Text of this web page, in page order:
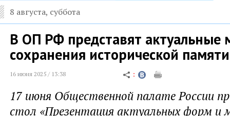
8 августа, суббота
В ОП РФ представят актуальные
сохранения исторической памяти
16 июня 2025 / 13:38
17 июня Общественной палате России
стол «Презентация актуальных форм и